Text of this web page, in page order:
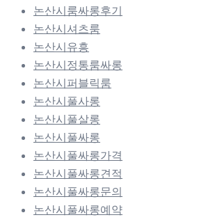
논산시룸싸롱후기
논산시셔츠룸
논산시유흥
논산시정통룸싸롱
논산시퍼블릭룸
논산시풀사롱
논산시풀살롱
논산시풀싸롱
논산시풀싸롱가격
논산시풀싸롱견적
논산시풀싸롱문의
논산시풀싸롱예약